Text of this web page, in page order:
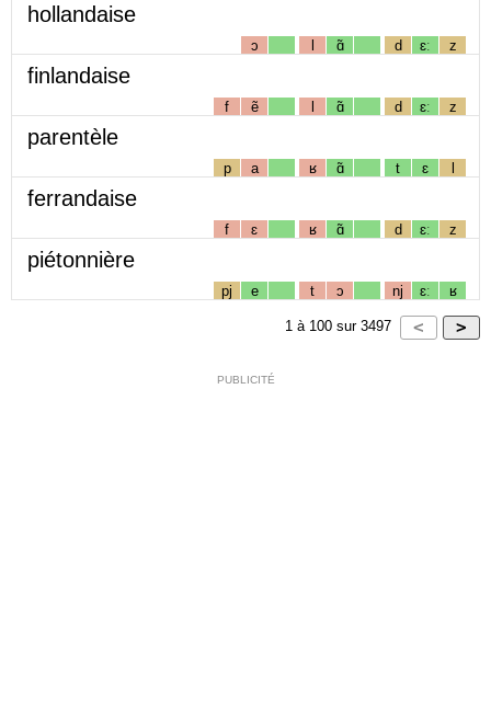
hollandaise
ɔ l ɑ̃ d ɛː z
finlandaise
f ẽ l ɑ̃ d ɛː z
parentèle
p a ʁ ɑ̃ t ɛ l
ferrandaise
f ɛ ʁ ɑ̃ d ɛː z
piétonnière
pj e t ɔ nj ɛː ʁ
1 à 100 sur 3497
PUBLICITÉ